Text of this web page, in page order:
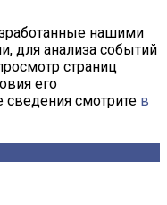
нашими
для анализа событий
страниц
его
смотрите в